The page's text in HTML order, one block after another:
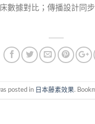
數據對比；傳播設計同
posted in 日本藤素效果.